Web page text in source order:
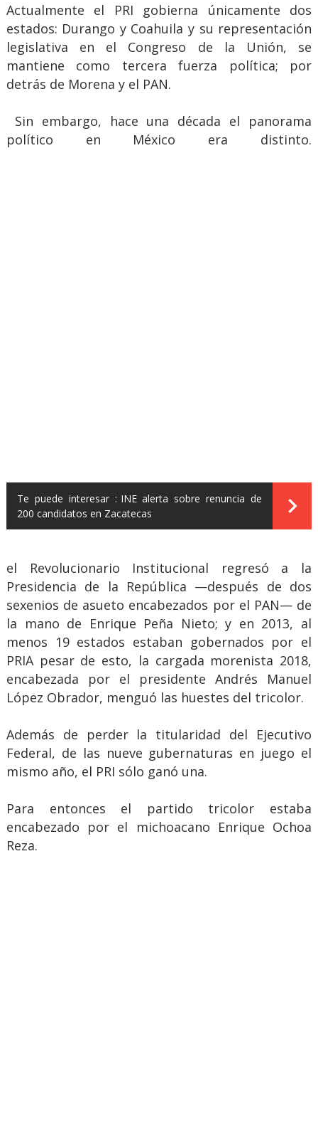
Actualmente el PRI gobierna únicamente dos
estados: Durango y Coahuila y su representación
legislativa en el Congreso de la Unión, se
mantiene como tercera fuerza política; por
detrás de Morena y el PAN.
Sin embargo, hace una década el panorama
político en México era distinto.
Te puede interesar : INE alerta sobre renuncia de
200 candidatos en Zacatecas
el Revolucionario Institucional regresó a la
Presidencia de la República —después de dos
sexenios de asueto encabezados por el PAN— de
la mano de Enrique Peña Nieto; y en 2013, al
menos 19 estados estaban gobernados por el
PRIA pesar de esto, la cargada morenista 2018,
encabezada por el presidente Andrés Manuel
López Obrador, menguó las huestes del tricolor.
Además de perder la titularidad del Ejecutivo
Federal, de las nueve gubernaturas en juego el
mismo año, el PRI sólo ganó una.
Para entonces el partido tricolor estaba
encabezado por el michoacano Enrique Ochoa
Reza.